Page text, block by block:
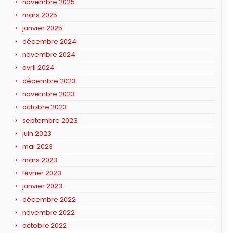
mars 2025
janvier 2025
décembre 2024
novembre 2024
avril 2024
décembre 2023
novembre 2023
octobre 2023
septembre 2023
juin 2023
mai 2023
mars 2023
février 2023
janvier 2023
décembre 2022
novembre 2022
octobre 2022